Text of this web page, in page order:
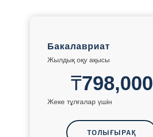
Бакалавриат
Жылдық оқу ақысы
₸798,000
Жеке тұлғалар үшін
ТОЛЫҒЫРАҚ